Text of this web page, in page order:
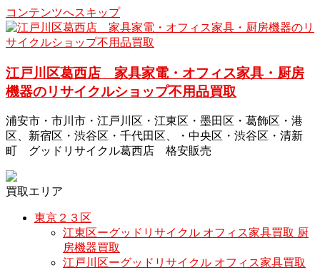
コンテンツへスキップ
江戸川区葛西店 家具家電・オフィス家具・厨房
機器のリサイクルショップ不用品買取
浦安市・市川市・江戸川区・江東区・墨田区・葛飾区・港
区、新宿区・渋谷区・千代田区、・中央区・渋谷区・清新
町 グッドリサイクル葛西店 格安販売
買取エリア
東京２３区
江東区ーグッドリサイクル オフィス家具買取 厨
房機器買取
江戸川区ーグッドリサイクル オフィス家具買取